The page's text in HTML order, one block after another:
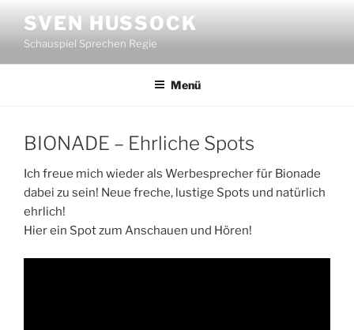
Inhalt
springen
SVEN HUSSOCK
Schauspiel Sprechen Regie
Menü
BIONADE – Ehrliche Spots
Ich freue mich wieder als Werbesprecher für Bionade
dabei zu sein! Neue freche, lustige Spots und natürlich
ehrlich!
Hier ein Spot zum Anschauen und Hören!